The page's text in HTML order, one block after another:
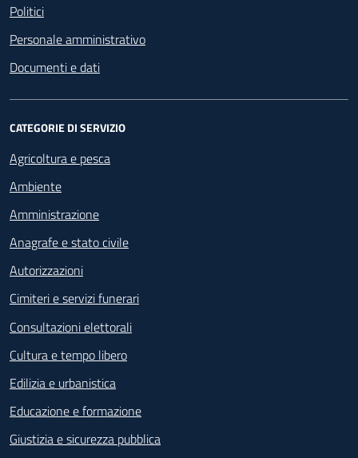
Politici
Personale amministrativo
Documenti e dati
CATEGORIE DI SERVIZIO
Agricoltura e pesca
Ambiente
Amministrazione
Anagrafe e stato civile
Autorizzazioni
Cimiteri e servizi funerari
Consultazioni elettorali
Cultura e tempo libero
Edilizia e urbanistica
Educazione e formazione
Giustizia e sicurezza pubblica